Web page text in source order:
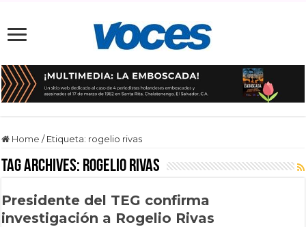
Home / Etiqueta: rogelio rivas
Tag Archives: rogelio rivas
Presidente del TEG confirma
investigación a Rogelio Rivas